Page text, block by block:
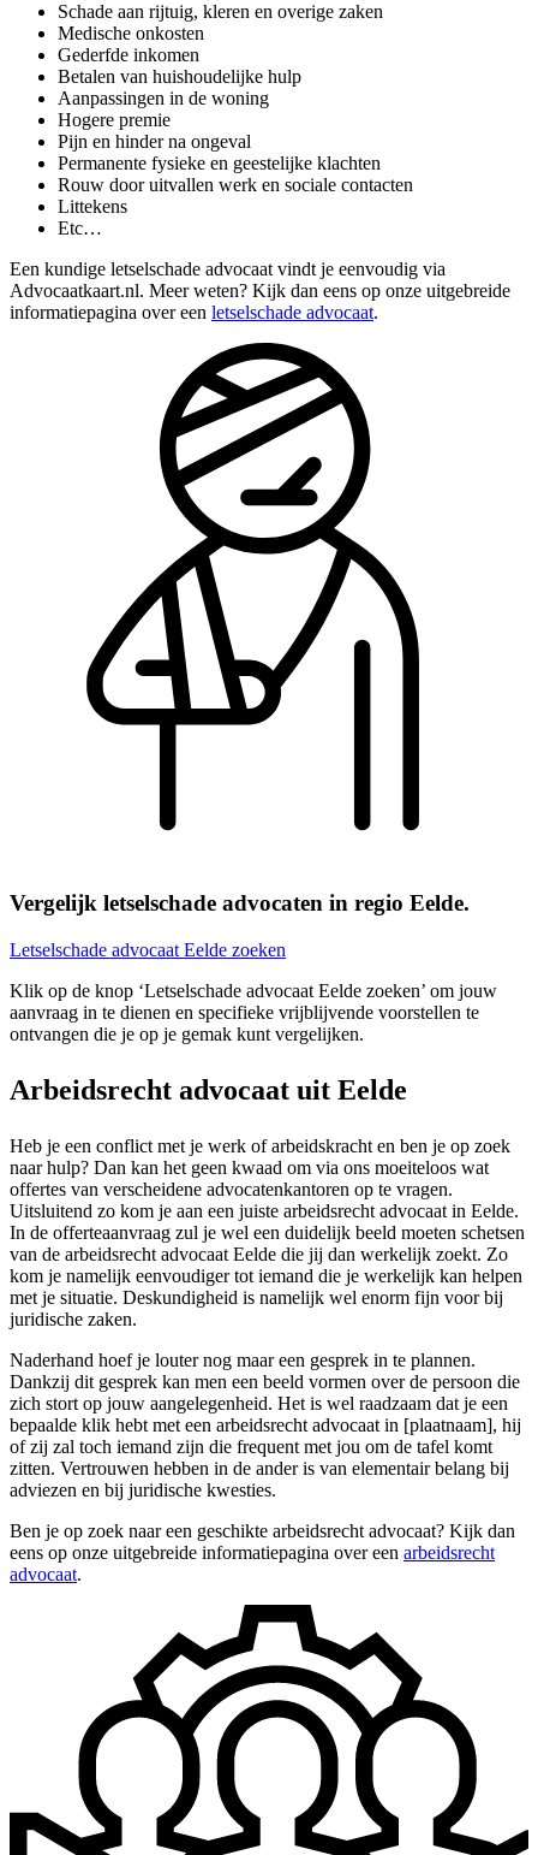
Schade aan rijtuig, kleren en overige zaken
Medische onkosten
Gederfde inkomen
Betalen van huishoudelijke hulp
Aanpassingen in de woning
Hogere premie
Pijn en hinder na ongeval
Permanente fysieke en geestelijke klachten
Rouw door uitvallen werk en sociale contacten
Littekens
Etc…
Een kundige letselschade advocaat vindt je eenvoudig via
Advocaatkaart.nl. Meer weten? Kijk dan eens op onze uitgebreide
informatiepagina over een letselschade advocaat.
Vergelijk letselschade advocaten in regio Eelde.
Letselschade advocaat Eelde zoeken
Klik op de knop ‘Letselschade advocaat Eelde zoeken’ om jouw
aanvraag in te dienen en specifieke vrijblijvende voorstellen te
ontvangen die je op je gemak kunt vergelijken.
Arbeidsrecht advocaat uit Eelde
Heb je een conflict met je werk of arbeidskracht en ben je op zoek
naar hulp? Dan kan het geen kwaad om via ons moeiteloos wat
offertes van verscheidene advocatenkantoren op te vragen.
Uitsluitend zo kom je aan een juiste arbeidsrecht advocaat in Eelde.
In de offerteaanvraag zul je wel een duidelijk beeld moeten schetsen
van de arbeidsrecht advocaat Eelde die jij dan werkelijk zoekt. Zo
kom je namelijk eenvoudiger tot iemand die je werkelijk kan helpen
met je situatie. Deskundigheid is namelijk wel enorm fijn voor bij
juridische zaken.
Naderhand hoef je louter nog maar een gesprek in te plannen.
Dankzij dit gesprek kan men een beeld vormen over de persoon die
zich stort op jouw aangelegenheid. Het is wel raadzaam dat je een
bepaalde klik hebt met een arbeidsrecht advocaat in [plaatnaam], hij
of zij zal toch iemand zijn die frequent met jou om de tafel komt
zitten. Vertrouwen hebben in de ander is van elementair belang bij
adviezen en bij juridische kwesties.
Ben je op zoek naar een geschikte arbeidsrecht advocaat? Kijk dan
eens op onze uitgebreide informatiepagina over een arbeidsrecht
advocaat.